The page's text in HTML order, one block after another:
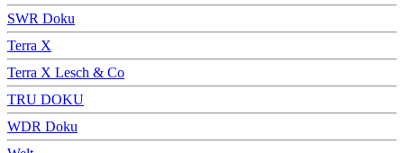
SWR Doku
Terra X
Terra X Lesch & Co
TRU DOKU
WDR Doku